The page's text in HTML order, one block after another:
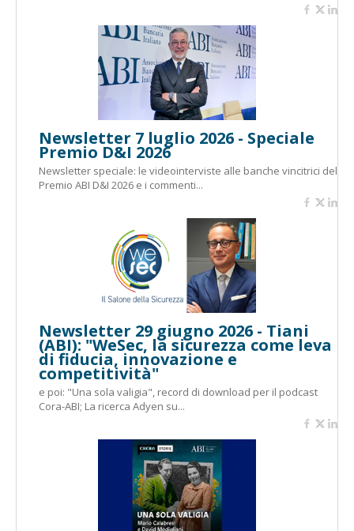
Newsletter 7 luglio 2026 - Speciale
Premio D&I 2026
Newsletter speciale: le videointerviste alle banche vincitrici del
Premio ABI D&I 2026 e i commenti...
Newsletter 29 giugno 2026 - Tiani
(ABI): "WeSec, la sicurezza come leva
di fiducia, innovazione e
competitività"
e poi: "Una sola valigia", record di download per il podcast
Cora-ABI; La ricerca Adyen su...